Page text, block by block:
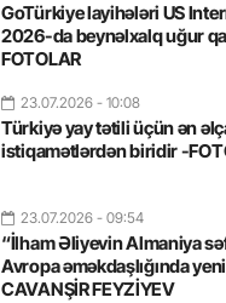
GoTürkiye layihələri US
2026-da beynəlxalq uğur
FOTOLAR
23.07.2026 - 10:08
Türkiyə yay tətili üçün ən
istiqamətlərdən biridir -
23.07.2026 - 09:54
“İlham Əliyevin Almaniya
Avropa əməkdaşlığında
CAVANŞİR FEYZİYEV